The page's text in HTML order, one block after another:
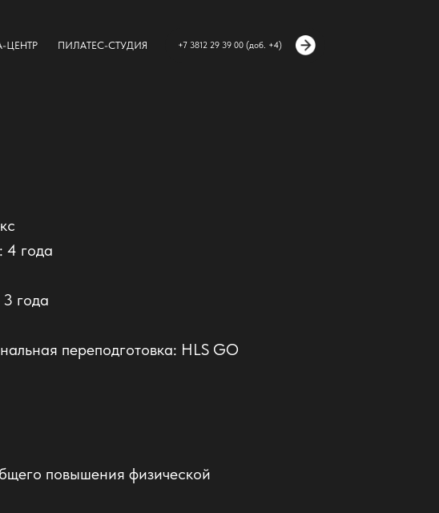
ЦЕНТР ПИЛАТЕС-СТУДИЯ +7 3812 29 39 00 (доб. +4)
4 года
года
переподготовка: HLS GO
повышения физической